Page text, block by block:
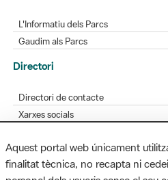
L'Informatiu dels Parcs
Gaudim als Parcs
Directori
Directori de contacte
Xarxes socials
Bústia de suggeriments
Opineu sobre els parcs
Aquest portal web únicament
finalitat tècnica, no recapta ni